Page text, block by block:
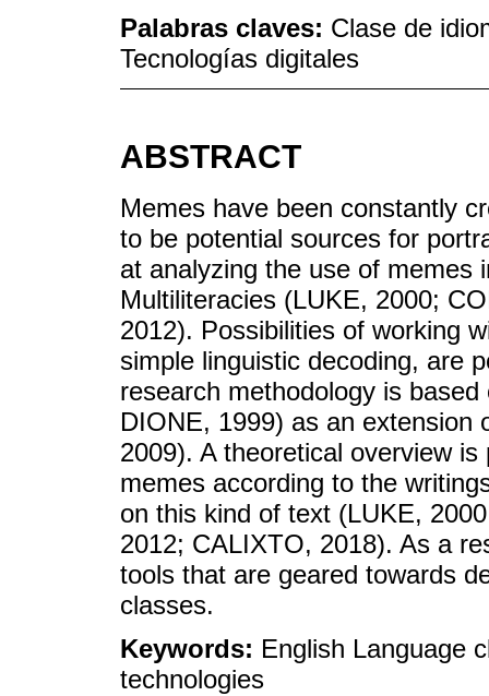
Palabras claves: Clase de
Tecnologías digitales
ABSTRACT
Memes have been constantly
to be potential sources for
at analyzing the use of memes
Multiliteracies (LUKE, 2000;
2012). Possibilities of working
simple linguistic decoding, are
research methodology is
DIONE, 1999) as an extension
2009). A theoretical overview
memes according to the
on this kind of text (LUKE,
2012; CALIXTO, 2018). As a
tools that are geared towards
classes.
Keywords: English Language
technologies